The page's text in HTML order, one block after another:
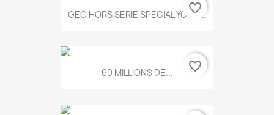
GEO HORS SERIE SPECIAL YOGA...
favorite_border
60 MILLIONS DE... favorite_border